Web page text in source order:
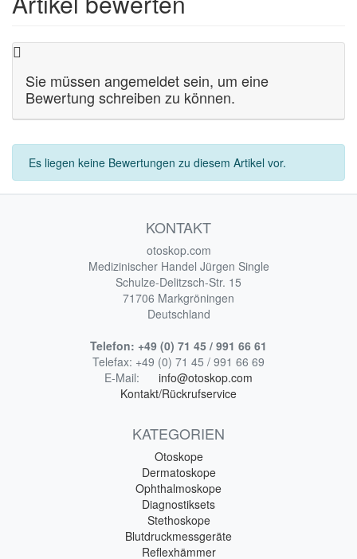
Sie müssen angemeldet sein, um eine
Bewertung schreiben zu können.
Es liegen keine Bewertungen zu diesem Artikel vor.
KONTAKT
otoskop.com
Medizinischer Handel Jürgen Single
Schulze-Delitzsch-Str. 15
71706 Markgröningen
Deutschland
Telefon: +49 (0) 71 45 / 991 66 61
Telefax: +49 (0) 71 45 / 991 66 69
E-Mail:
info@otoskop.com
Kontakt/Rückrufservice
KATEGORIEN
Otoskope
Dermatoskope
Ophthalmoskope
Diagnostiksets
Stethoskope
Blutdruckmessgeräte
Reflexhämmer